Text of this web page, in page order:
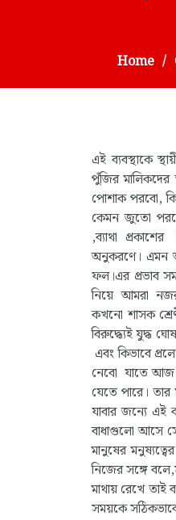
Home
এই ব্যবস্থাকে
পুঁজির
পোশাক পরবো,
কেমন জুতো
,ব্যাথা প্রকাশের
অনুকরণে। এমন
ফল।এর প্রভাব
নিয়ে আমরা
কখনো শাসক
বিরুদ্ধ্যেই যুদ্ধ
এবং কিভাবে
নেবো যাতে আজ
যেতে পারে।
যাবার জন্যে এই
বাধাগুলো আসে
মানুষের
নিজের সঙ্গে
মাথায় রেখে
সময়কে